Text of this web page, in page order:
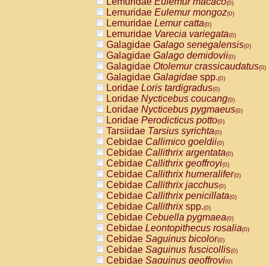
(0)
Lemuridae Eulemur mongoz(0)
Lemuridae Lemur catta(0)
Lemuridae Varecia variegata(0)
Galagidae Galago senegalensis(0)
Galagidae Galago demidovii(0)
Galagidae Otolemur crassicaudatus(0)
Galagidae Galagidae spp.(0)
Loridae Loris tardigradus(0)
Loridae Nycticebus coucang(0)
Loridae Nycticebus pygmaeus(0)
Loridae Perodicticus potto(0)
Tarsiidae Tarsius syrichta(0)
Cebidae Callimico goeldii(0)
Cebidae Callithrix argentata(0)
Cebidae Callithrix geoffroyi(0)
Cebidae Callithrix humeralifer(0)
Cebidae Callithrix jacchus(0)
Cebidae Callithrix penicillata(0)
Cebidae Callithrixspp.(0)
Cebidae Cebuella pygmaea(0)
Cebidae Leontopithecus rosalia(0)
Cebidae Saguinus bicolor(0)
Cebidae Saguinus fuscicollis(0)
Cebidae Saguinus geoffroyi(0)